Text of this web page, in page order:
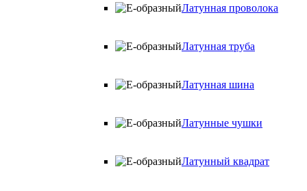
Латунная проволока
Латунная труба
Латунная шина
Латунные чушки
Латунный квадрат